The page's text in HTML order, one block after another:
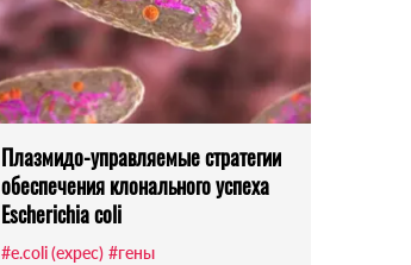
Плазмидо-управляемые стратегии
обеспечения клонального успеха
Escherichia coli
#e.coli (expec) #гены